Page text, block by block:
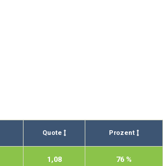
Quote Prozent
1,08 76 %